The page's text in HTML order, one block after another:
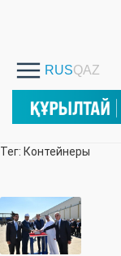
Тег: Контейнеры